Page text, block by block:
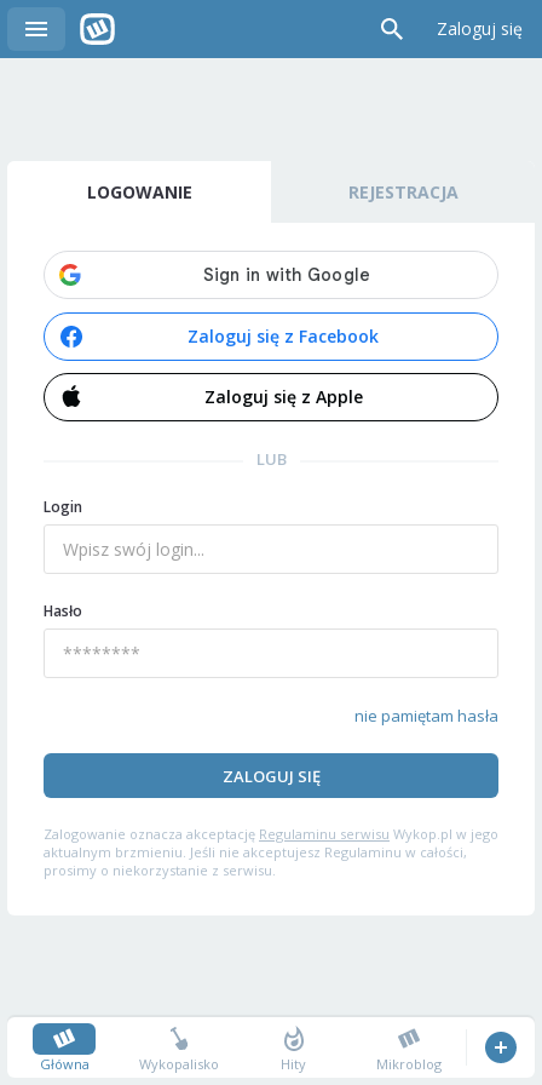
Zaloguj się
LOGOWANIE REJESTRACJA
Zaloguj się z Facebook
Zaloguj się z Apple
LUB
Login
Hasło
nie pamiętam hasła
ZALOGUJ SIĘ
Zalogowanie oznacza akceptację Regulaminu serwisu Wykop.pl w jego
aktualnym brzmieniu. Jeśli nie akceptujesz Regulaminu w całości,
prosimy o niekorzystanie z serwisu.
Główna Wykopalisko Hity Mikroblog